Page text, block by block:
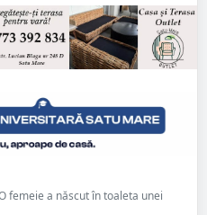
femeie a născut în toaleta unei